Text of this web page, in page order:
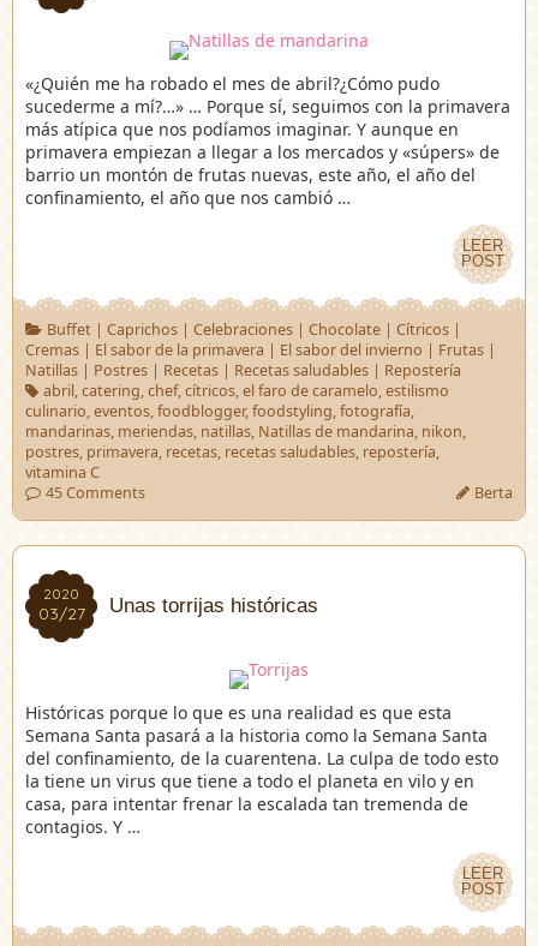
«¿Quién me ha robado el mes de abril?¿Cómo pudo
sucederme a mí?…» … Porque sí, seguimos con la primavera
más atípica que nos podíamos imaginar. Y aunque en
primavera empiezan a llegar a los mercados y «súpers» de
barrio un montón de frutas nuevas, este año, el año del
confinamiento, el año que nos cambió …
LEER
POST
LEER
POST
Buffet| Caprichos| Celebraciones| Chocolate| Cítricos|
Cremas | El sabor de la primavera | El sabor del invierno | Frutas |
Natillas | Postres | Recetas | Recetas saludables | Repostería
abril,catering,chef,cítricos,el faro de caramelo,estilismo
culinario,eventos,foodblogger,foodstyling,fotografía,
mandarinas, meriendas, natillas, Natillas de mandarina, nikon,
postres, primavera, recetas, recetas saludables, repostería,
vitamina C
45 Comments
Berta
2020
03/27
2020
03/27 Unas torrijas históricas
Históricas porque lo que es una realidad es que esta
Semana Santa pasará a la historia como la Semana Santa
del confinamiento, de la cuarentena. La culpa de todo esto
la tiene un virus que tiene a todo el planeta en vilo y en
casa, para intentar frenar la escalada tan tremenda de
contagios. Y …
LEER
POST
LEER
POST